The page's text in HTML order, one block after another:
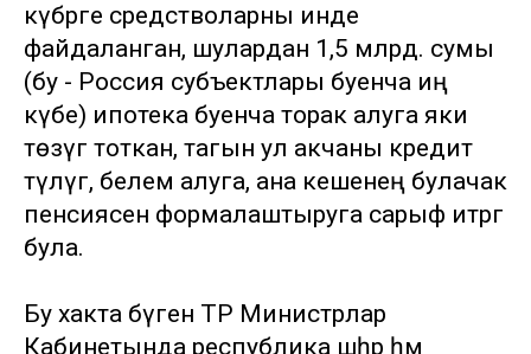
күбрәге средстволарны инде
файдаланган, шулардан 1,5 млрд. сумы
(бу - Россия субъектлары буенча иң
күбе) ипотека буенча торак алуга яки
төзүгә тоткан, тагын ул акчаны кредит
түләүгә, белем алуга, ана кешенең булачак
пенсиясен формалаштыруга сарыф итәргә
була.
Бу хакта бүген ТР Министрлар
Кабинетында республика шәһәр һәм